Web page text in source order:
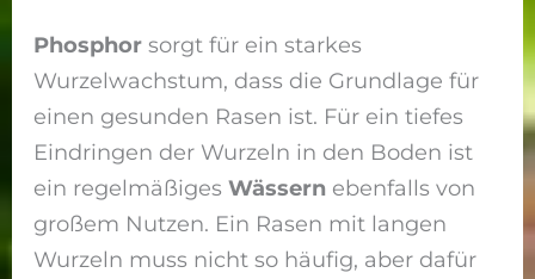
Phosphor sorgt für ein starkes
Wurzelwachstum, dass die Grundlage für
einen gesunden Rasen ist. Für ein tiefes
Eindringen der Wurzeln in den Boden ist
ein regelmäßigesWässern ebenfalls von
großem Nutzen. Ein Rasen mit langen
Wurzeln muss nicht so häufig, aber dafür